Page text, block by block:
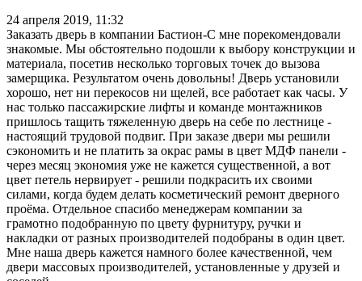
24 апреля 2019, 11:32
Заказать дверь в компании Бастион-С мне порекомендовали
знакомые. Мы обстоятельно подошли к выбору конструкции и
материала, посетив несколько торговых точек до вызова
замерщика. Результатом очень довольны! Дверь установили
хорошо, нет ни перекосов ни щелей, все работает как часы. У
нас только пассажирские лифты и команде монтажников
пришлось тащить тяжеленную дверь на себе по лестнице -
настоящий трудовой подвиг. При заказе двери мы решили
сэкономить и не платить за окрас рамы в цвет МДФ панели -
через месяц экономия уже не кажется существенной, а вот
цвет петель нервирует - решили подкрасить их своими
силами, когда будем делать косметический ремонт дверного
проёма. Отдельное спасибо менеджерам компании за
грамотно подобранную по цвету фурнитуру, ручки и
накладки от разных производителей подобраны в один цвет.
Мне наша дверь кажется намного более качественной, чем
двери массовых производителей, установленные у друзей и